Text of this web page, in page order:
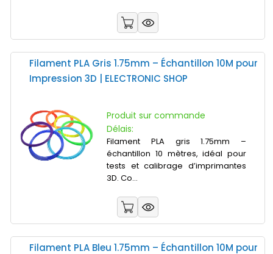
Filament PLA Gris 1.75mm – Échantillon 10M pour
Impression 3D | ELECTRONIC SHOP
Produit sur commande
Délais:
Filament PLA gris 1.75mm –
échantillon 10 mètres, idéal pour
tests et calibrage d’imprimantes
3D. Co...
Filament PLA Bleu 1.75mm – Échantillon 10M pour